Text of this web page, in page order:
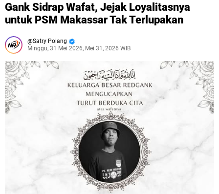
Gank Sidrap Wafat, Jejak Loyalitasnya
untuk PSM Makassar Tak Terlupakan
Satry Polang
Minggu, 31 Mei 2026, Mei 31, 2026 WIB